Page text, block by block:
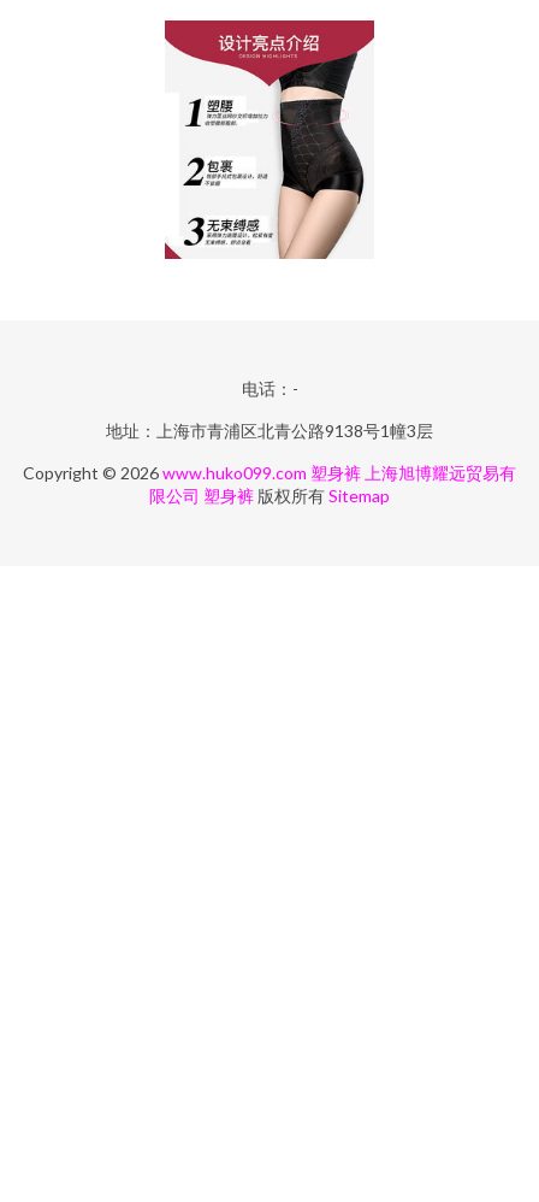
电话：-
地址：上海市青浦区北青公路9138号1幢3层
Copyright © 2026www.huko099.com 塑身裤 上海旭博耀远贸易有
限公司 塑身裤 版权所有Sitemap